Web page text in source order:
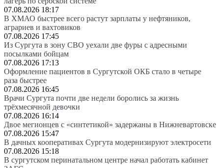
07.08.2026 18:17
В ХМАО быстрее всего растут зарплаты у нефтяников,
аграриев и вахтовиков
07.08.2026 17:45
Из Сургута в зону СВО уехали две фуры с адресными
посылками бойцам
07.08.2026 17:13
Оформление пациентов в Сургутской ОКБ стало в четыре
раза быстрее
07.08.2026 16:45
Врачи Сургута почти две недели боролись за жизнь
трёхмесячной девочки
07.08.2026 16:14
Двое мегионцев с «синтетикой» задержаны в Нижневартовске
07.08.2026 15:47
В дачных кооперативах Сургута модернизируют электросети
07.08.2026 15:18
В сургутском перинатальном центре начал работать кабинет